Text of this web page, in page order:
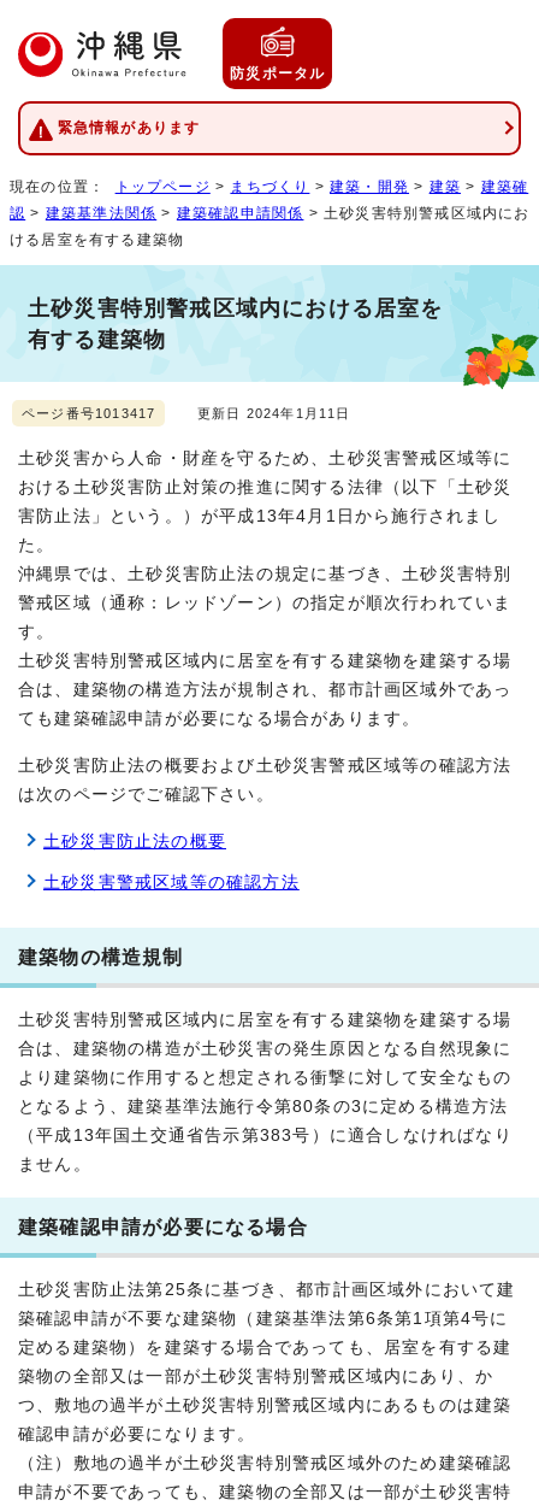
防災ポータル
緊急情報があります
現在の位置： トップページ > まちづくり >建築・開発 > 建築 > 建築確
認 > 建築基準法関係 > 建築確認申請関係 > 土砂災害特別警戒区域内にお
ける居室を有する建築物
土砂災害特別警戒区域内における居室を
有する建築物
ページ番号1013417 更新日 2024年1月11日
土砂災害から人命・財産を守るため、土砂災害警戒区域等に
おける土砂災害防止対策の推進に関する法律（以下「土砂災
害防止法」という。）が平成13年4月1日から施行されまし
た。
沖縄県では、土砂災害防止法の規定に基づき、土砂災害特別
警戒区域（通称：レッドゾーン）の指定が順次行われていま
す。
土砂災害特別警戒区域内に居室を有する建築物を建築する場
合は、建築物の構造方法が規制され、都市計画区域外であっ
ても建築確認申請が必要になる場合があります。
土砂災害防止法の概要および土砂災害警戒区域等の確認方法
は次のページでご確認下さい。
土砂災害防止法の概要
土砂災害警戒区域等の確認方法
建築物の構造規制
土砂災害特別警戒区域内に居室を有する建築物を建築する場
合は、建築物の構造が土砂災害の発生原因となる自然現象に
より建築物に作用すると想定される衝撃に対して安全なもの
となるよう、建築基準法施行令第80条の3に定める構造方法
（平成13年国土交通省告示第383号）に適合しなければなり
ません。
建築確認申請が必要になる場合
土砂災害防止法第25条に基づき、都市計画区域外において建
築確認申請が不要な建築物（建築基準法第6条第1項第4号に
定める建築物）を建築する場合であっても、居室を有する建
築物の全部又は一部が土砂災害特別警戒区域内にあり、か
つ、敷地の過半が土砂災害特別警戒区域内にあるものは建築
確認申請が必要になります。
（注）敷地の過半が土砂災害特別警戒区域外のため建築確認
申請が不要であっても、建築物の全部又は一部が土砂災害特